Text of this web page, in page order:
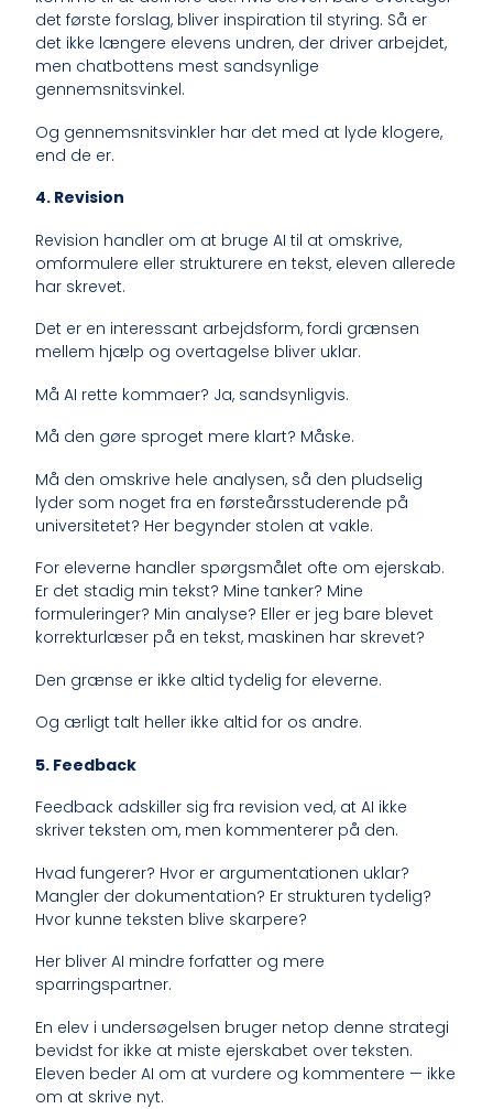
det første forslag, bliver inspiration til styring. Så er
det ikke længere elevens undren, der driver arbejdet,
men chatbottens mest sandsynlige
gennemsnitsvinkel.
Og gennemsnitsvinkler har det med at lyde klogere,
end de er.
4. Revision
Revision handler om at bruge AI til at omskrive,
omformulere eller strukturere en tekst, eleven allerede
har skrevet.
Det er en interessant arbejdsform, fordi grænsen
mellem hjælp og overtagelse bliver uklar.
Må AI rette kommaer? Ja, sandsynligvis.
Må den gøre sproget mere klart? Måske.
Må den omskrive hele analysen, så den pludselig
lyder som noget fra en førsteårsstuderende på
universitetet? Her begynder stolen at vakle.
For eleverne handler spørgsmålet ofte om ejerskab.
Er det stadig min tekst? Mine tanker? Mine
formuleringer? Min analyse? Eller er jeg bare blevet
korrekturlæser på en tekst, maskinen har skrevet?
Den grænse er ikke altid tydelig for eleverne.
Og ærligt talt heller ikke altid for os andre.
5. Feedback
Feedback adskiller sig fra revision ved, at AI ikke
skriver teksten om, men kommenterer på den.
Hvad fungerer? Hvor er argumentationen uklar?
Mangler der dokumentation? Er strukturen tydelig?
Hvor kunne teksten blive skarpere?
Her bliver AI mindre forfatter og mere
sparringspartner.
En elev i undersøgelsen bruger netop denne strategi
bevidst for ikke at miste ejerskabet over teksten.
Eleven beder AI om at vurdere og kommentere — ikke
om at skrive nyt.